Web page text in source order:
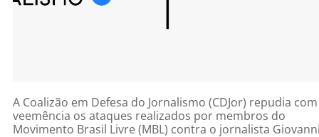
A Coalizão em Defesa do Jornalismo (CDJor) repudia com
veemência os ataques realizados por membros do
Movimento Brasil Livre (MBL) contra o jornalista